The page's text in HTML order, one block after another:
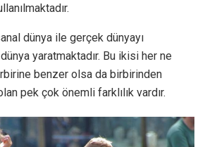
dünya ile gerçek dünyayı
yaratmaktadır. Bu ikisi her ne
benzer olsa da birbirinden
pek çok önemli farklılık vardır.